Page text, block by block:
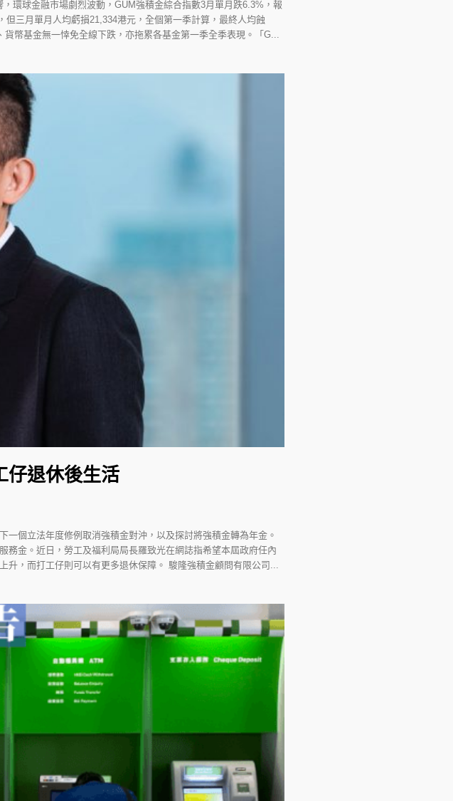
環球金融市場劇烈波動，GUM強積金綜合指數3月單月跌6.3%，報
三月單月人均虧損21,334港元，全個第一季計算，最終人均蝕
幣基金無一悻免全線下跌，亦拖累各基金第一季全季表現。「G...
仔退休後生活
個立法年度修例取消強積金對沖，以及探討將強積金轉為年金。
務金。近日，勞工及福利局局長羅致光在網誌指希望本屆政府任內
升，而打工仔則可以有更多退休保障。 駿隆強積金顧問有限公司...